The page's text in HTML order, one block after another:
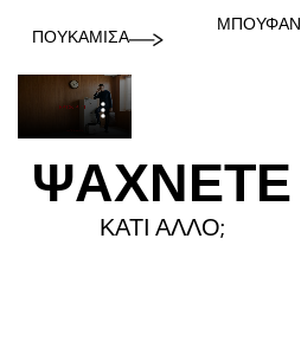
ΠΟΥΚΆΜΙΣΑ
ΜΠΟΥΦΆΝ
ΨΑΧΝΕΤΕ
ΚΑΤΙ ΑΛΛΟ;